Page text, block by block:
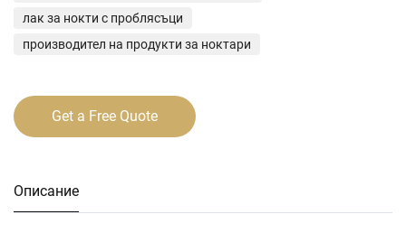
лак за нокти с проблясъци
производител на продукти за ноктари
Get a Free Quote
Описание